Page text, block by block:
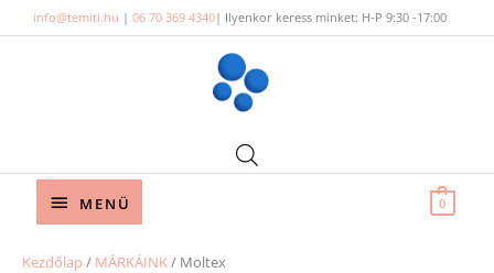
to
info@temiti.hu | 06 70 369 4340| Ilyenkor keress minket: H-P 9:30 -17:00
Below
MENÜ 0
Kezdőlap / MÁRKÁINK/ Moltex